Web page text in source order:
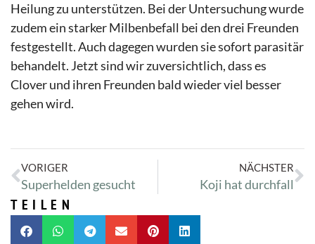
Heilung zu unterstützen. Bei der Untersuchung wurde
zudem ein starker Milbenbefall bei den drei Freunden
festgestellt. Auch dagegen wurden sie sofort parasitär
behandelt. Jetzt sind wir zuversichtlich, dass es
Clover und ihren Freunden bald wieder viel besser
gehen wird.
VORIGER
Superhelden gesucht
NÄCHSTER
Koji hat durchfall
TEILEN